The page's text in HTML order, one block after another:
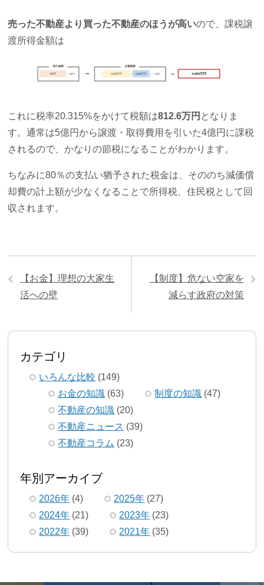
売った不動産より買った不動産のほうが高いので、課税譲
渡所得金額は
これに税率20.315%をかけて税額は812.6万円 となりま
す。通常は5億円から譲渡・取得費用を引いた4億円に課税
されるので、かなりの節税になることがわかります。
ちなみに80％の支払い猶予された税金は、そののち減価償
却費の計上額が少なくなることで所得税、住民税として回
収されます。
【お金】理想の大家生
活への壁
【制度】危ない空家を
減らす政府の対策
カテゴリ
いろんな比較 (149)
お金の知識 (63) 制度の知識 (47)
不動産の知識 (20)
不動産ニュース (39)
不動産コラム (23)
年別アーカイブ
2026年 (4) 2025年 (27)
2024年 (21) 2023年 (23)
2022年 (39) 2021年 (35)